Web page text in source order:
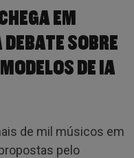
EM
DEBATE SOBRE
DE IA
de mil músicos em
pelo